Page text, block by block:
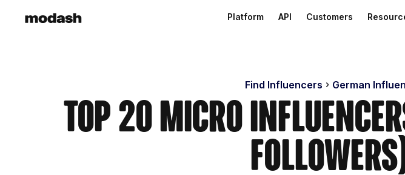
Platform API Customers
Find Influencers German
Top 20 Micro